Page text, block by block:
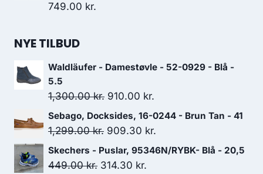
749.00 kr.
NYE TILBUD
Waldläufer - Damestøvle - 52-0929 - Blå -
5.5
1,300.00kr. Den
oprindelige
pris
1,300.00 kr..
910.00 kr.
aktuelle
Sebago, Docksides, 16-0244 - Brun Tan - 41
1,299.00kr. Den
oprindelige
pris
909.30 kr.
aktuelle
Skechers - Puslar, 95346N/RYBK- Blå - 20,5
449.00kr. Den
314.30 kr.